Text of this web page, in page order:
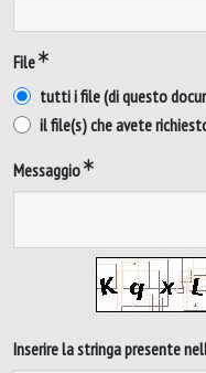
File
tutti i file (di questo
il file(s) che avete
Messaggio
Inserire la stringa presente